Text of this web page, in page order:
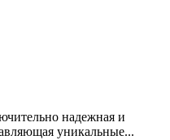
надежная и
уникальные...